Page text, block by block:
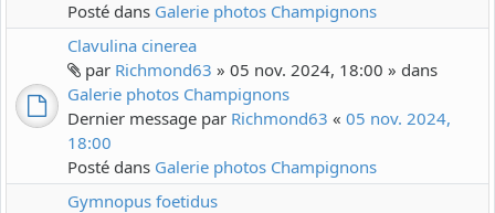
Posté dans Galerie photos Champignons
Clavulina cinerea
par Richmond63 » 05 nov. 2024, 18:00 » dans
Galerie photos Champignons
Dernier message par Richmond63 « 05 nov. 2024,
18:00
Posté dans Galerie photos Champignons
Gymnopus foetidus